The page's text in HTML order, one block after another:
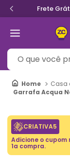
Frete
O que você
Casa
Garrafa Acqua
CRIATIVA5
Adicione o cupom
1a compra.